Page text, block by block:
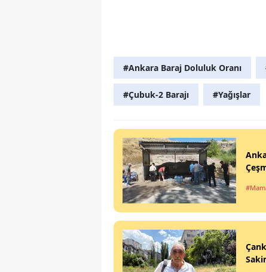
#Ankara Baraj Doluluk Oranı
#Çubuk-2 Barajı #Yağışlar